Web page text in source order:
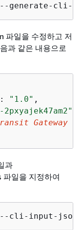
generate-cli-
파일을 수정하고 저
과 같은 내용으로
: "1.0" ,
Gateway
과
일을 지정하여
cli-input-json